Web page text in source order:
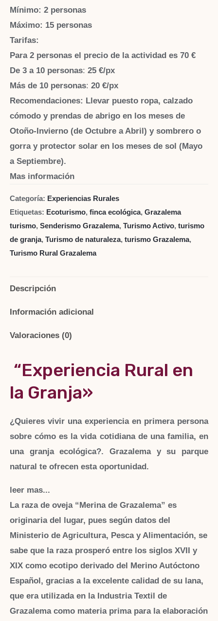
Mínimo: 2 personas
Máximo: 15 personas
Tarifas:
Para 2 personas el precio de la actividad es 70 €
De 3 a 10 personas: 25 €/px
Más de 10 personas: 20 €/px
Recomendaciones: Llevar puesto ropa, calzado
cómodo y prendas de abrigo en los meses de
Otoño-Invierno (de Octubre a Abril) y sombrero o
gorra y protector solar en los meses de sol (Mayo
a Septiembre).
Mas información
Categoría: Experiencias Rurales
Etiquetas: Ecoturismo, finca ecológica, Grazalema
turismo, Senderismo Grazalema, Turismo Activo, turismo
de granja, Turismo de naturaleza, turismo Grazalema,
Turismo Rural Grazalema
Descripción
Información adicional
Valoraciones (0)
“Experiencia Rural en
la Granja»
¿Quieres vivir una experiencia en primera persona
sobre cómo es la vida cotidiana de una familia, en
una granja ecológica?. Grazalema y su parque
natural te ofrecen esta oportunidad.
leer mas...
La raza de oveja “Merina de Grazalema” es
originaria del lugar, pues según datos del
Ministerio de Agricultura, Pesca y Alimentación, se
sabe que la raza prosperó entre los siglos XVII y
XIX como ecotipo derivado del Merino Autóctono
Español, gracias a la excelente calidad de su lana,
que era utilizada en la Industria Textil de
Grazalema como materia prima para la elaboración